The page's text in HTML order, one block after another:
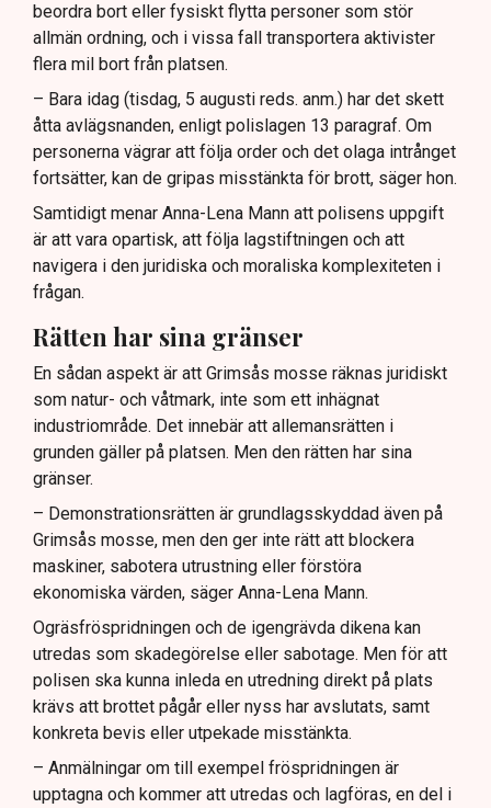
beordra bort eller fysiskt flytta personer som stör
allmän ordning, och i vissa fall transportera aktivister
flera mil bort från platsen.
– Bara idag (tisdag, 5 augusti reds. anm.) har det skett
åtta avlägsnanden, enligt polislagen 13 paragraf. Om
personerna vägrar att följa order och det olaga intrånget
fortsätter, kan de gripas misstänkta för brott, säger hon.
Samtidigt menar Anna-Lena Mann att polisens uppgift
är att vara opartisk, att följa lagstiftningen och att
navigera i den juridiska och moraliska komplexiteten i
frågan.
Rätten har sina gränser
En sådan aspekt är att Grimsås mosse räknas juridiskt
som natur- och våtmark, inte som ett inhägnat
industriområde. Det innebär att allemansrätten i
grunden gäller på platsen. Men den rätten har sina
gränser.
– Demonstrationsrätten är grundlagsskyddad även på
Grimsås mosse, men den ger inte rätt att blockera
maskiner, sabotera utrustning eller förstöra
ekonomiska värden, säger Anna-Lena Mann.
Ogräsfröspridningen och de igengrävda dikena kan
utredas som skadegörelse eller sabotage. Men för att
polisen ska kunna inleda en utredning direkt på plats
krävs att brottet pågår eller nyss har avslutats, samt
konkreta bevis eller utpekade misstänkta.
– Anmälningar om till exempel fröspridningen är
upptagna och kommer att utredas och lagföras, en del i